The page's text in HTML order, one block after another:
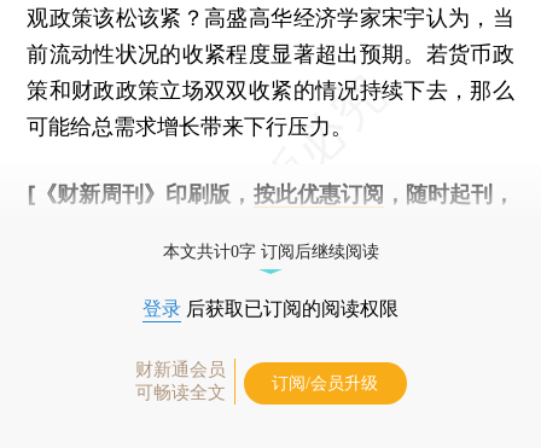
观政策该松该紧？高盛高华经济学家宋宇认为，当
前流动性状况的收紧程度显著超出预期。若货币政
策和财政政策立场双双收紧的情况持续下去，那么
可能给总需求增长带来下行压力。
[《财新周刊》印刷版， 按此优惠订阅 ，随时起刊，
本文共计0字 订阅后继续阅读
登录 后获取已订阅的阅读权限
财新通会员
可畅读全文
订阅/会员升级